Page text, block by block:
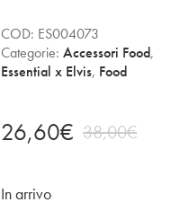
COD: ES004073
Categorie: Accessori Food,
Essential x Elvis, Food
38,00€
26,60€
In arrivo